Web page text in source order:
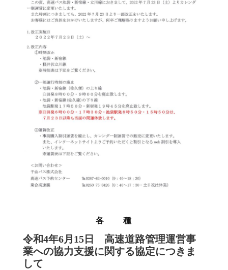
各 種
令和4年6月15日 高速道路管理運営事
業への協力支援に関する協定につきま
して